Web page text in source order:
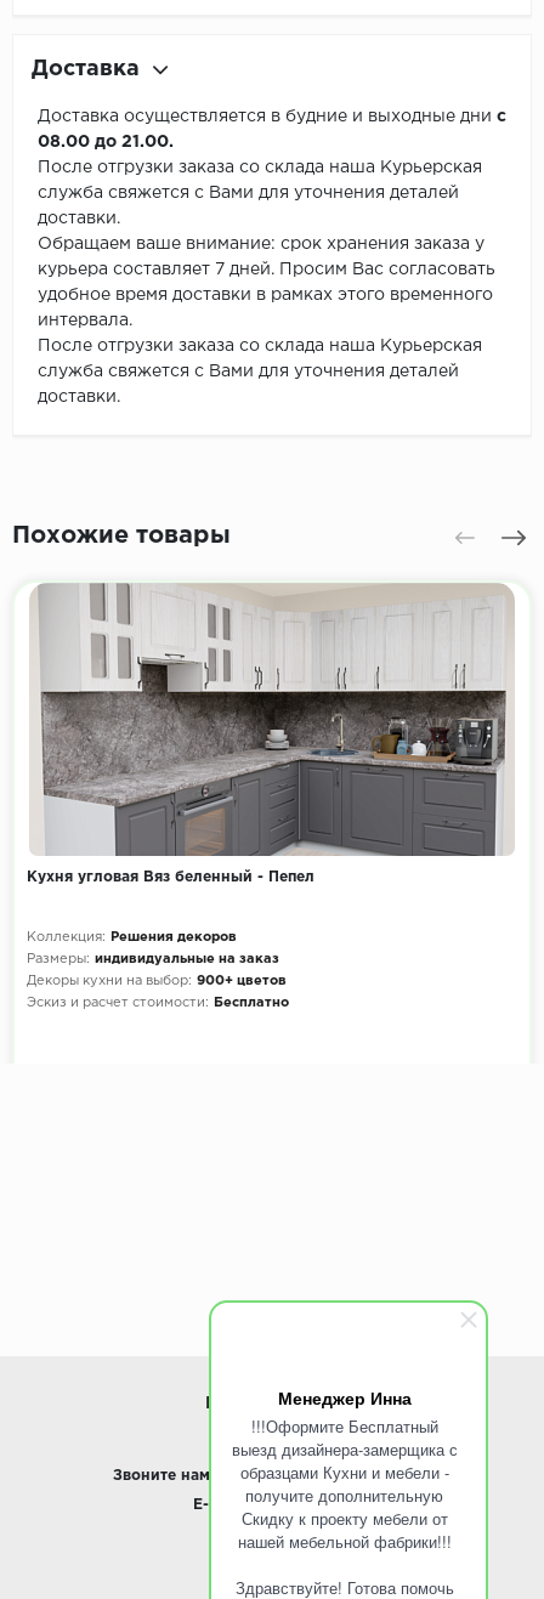
Менеджер Инна
!!!Оформите Бесплатный
выезд дизайнера-замерщика с
образцами Кухни и мебели -
получите дополнительную
Скидку к проекту мебели от
нашей мебельной фабрики!!!
Здравствуйте! Готова помочь
Доставка
Доставка осуществляется в будние и выходные дни с
08.00 до 21.00.
После отгрузки заказа со склада наша Курьерская
служба свяжется с Вами для уточнения деталей
доставки.
Обращаем ваше внимание: срок хранения заказа у
курьера составляет 7 дней. Просим Вас согласовать
удобное время доставки в рамках этого временного
интервала.
После отгрузки заказа со склада наша Курьерская
служба свяжется с Вами для уточнения деталей
доставки.
Похожие товары
Кухня угловая Вяз беленный - Пепел
Коллекция:
Решения декоров
Размеры: индивидуальные на заказ
Декоры кухни на выбор: 900+ цветов
Эскиз и расчет стоимости:
Бесплатно
ИНФОРМАЦИЯ
www.ROINST.ru
Звоните нам: 8 495 797-10-50 / Whatsapp
E-mail: info@roinst.ru
О КОМПАНИИ
О компании